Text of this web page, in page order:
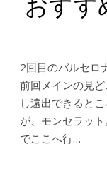
2回目のバルセロナ。2日滞在することになったのですが、
前回メインの見
し遠出できると
が、モンセラッ
でここへ行…